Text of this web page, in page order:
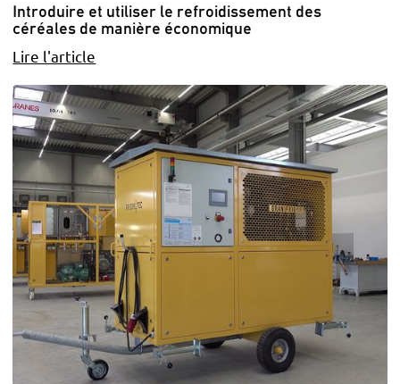
Introduire et utiliser le refroidissement des
céréales de manière économique
Lire l'article